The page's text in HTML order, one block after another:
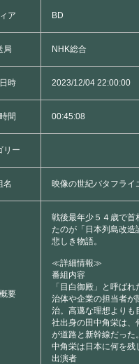
ア BD
局 NHK総合
時 2023/12/04 22:00:00
間 00:45:08
リー
名 映像の世紀バタフラ
要
戦後最年少５４歳で首
たのが「日本列島改造
悲しき物語。
≪詳細情報≫
番組内容
「目白御殿」と呼ば
治体や企業の担当者が
治。高邁な理想よりも
社出身の田中角栄は、
が道路と新幹線だった
中角栄は日本に何を残
出演者